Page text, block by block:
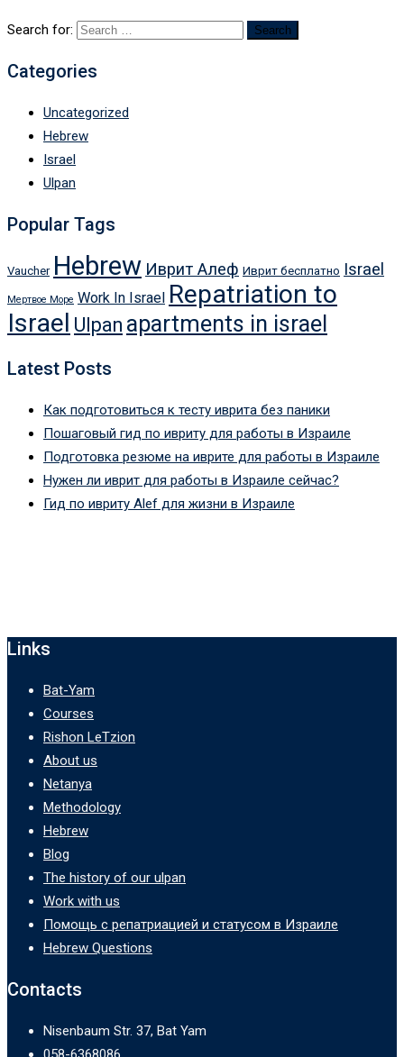
Search for:
Categories
Uncategorized
Hebrew
Israel
Ulpan
Popular Tags
Vaucher Hebrew Иврит Алеф Иврит бесплатно Israel
Мертвое Море Work In Israel Repatriation to
Israel Ulpan apartments in israel
Latest Posts
Как подготовиться к тесту иврита без паники
Пошаговый гид по ивриту для работы в Израиле
Подготовка резюме на иврите для работы в Израиле
Нужен ли иврит для работы в Израиле сейчас?
Гид по ивриту Alef для жизни в Израиле
Links
Bat-Yam
Courses
Rishon LeTzion
About us
Netanya
Methodology
Hebrew
Blog
The history of our ulpan
Work with us
Помощь с репатриацией и статусом в Израиле
Hebrew Questions
Contacts
Nisenbaum Str. 37, Bat Yam